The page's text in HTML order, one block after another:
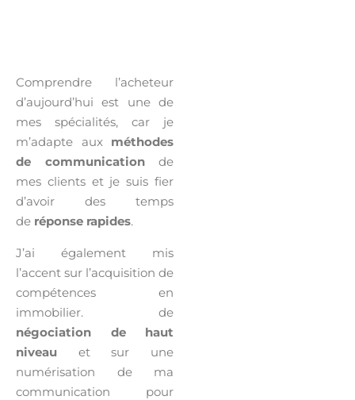
Comprendre l’acheteur
d’aujourd’hui est une de
mes spécialités, car je
m’adapte aux méthodes
de communicationde
mes clients et je suis fier
d’avoir des temps
de réponse rapides.
J’ai également mis
l’accent sur l’acquisition de
compétences en
immobilier. de
négociation de haut
niveau et sur une
numérisation de ma
communication pour